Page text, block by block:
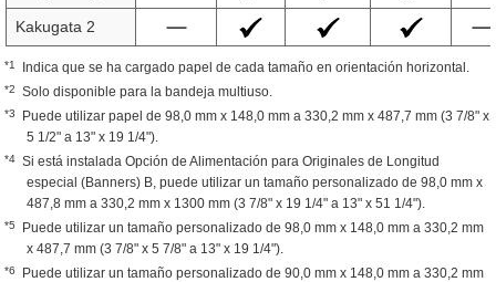
Kakugata 2
*1 Indica que se ha cargado papel de cada tamaño en orientación horizontal.
*2 Solo disponible para la bandeja multiuso.
*3
Puede utilizar papel de 98,0 mm x 148,0 mm a 330,2 mm x 487,7 mm (3 7/8" x
5 1/2" a 13" x 19 1/4").
*4 Si está instalada Opción de Alimentación para Originales de Longitud
especial (Banners) B, puede utilizar un tamaño personalizado de 98,0 mm x
487,8 mm a 330,2 mm x 1300 mm (3 7/8" x 19 1/4" a 13" x 51 1/4").
*5
Puede utilizar un tamaño personalizado de 98,0 mm x 148,0 mm a 330,2 mm
x 487,7 mm (3 7/8" x 5 7/8" a 13" x 19 1/4").
*6
Puede utilizar un tamaño personalizado de 90,0 mm x 148,0 mm a 330,2 mm